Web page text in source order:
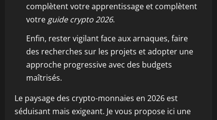
complètent votre apprentissage et complètent
votre guide crypto 2026.
Enfin, rester vigilant face aux arnaques, faire
des recherches sur les projets et adopter une
approche progressive avec des budgets
maîtrisés.
Le paysage des crypto-monnaies en 2026 est
séduisant mais exigeant. Je vous propose ici une